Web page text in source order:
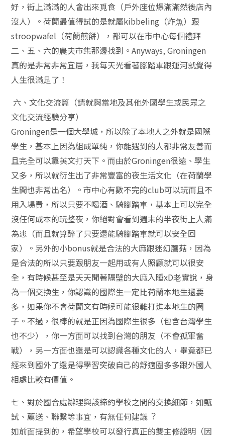
好，街上滿滿的⼈會出來覓食（⼾外座位爆滿滿然後店內
沒⼈）。荷蘭最值得試的是就屬kibbeling（炸⿂）跟
stroopwafel（荷蘭煎餅），都可以在市中⼼每個禮拜
⼆、五、六的農夫市集那邊找到。Anyways, Groningen
真的是非常非常宜居，我每天光看著腳踏⾞跟運河就覺得
⼈⽣很滿⾜了！
六、⽂化交流篇（請就與當地及其他外國學⽣或民眾之
⽂化交流經驗分享）
Groningen是⼀個⼤學城，所以除了本地⼈之外就是國際
學⽣，基本上因為組成單純，你能遇到的⼈都非常友善⽽
且完全可以靠英⽂打天下。⽽由於Groningen很遠、學⽣
又多，所以就衍⽣出了非常豐富的夜⽣活⽂化（在荷蘭學
⽣間也非常出名）。市中⼼有數不完的club可以玩⽽且不
⽤入場費，所以只要不喝酒、騎腳踏⾞，基本上可以完全
沒任何成本的玩整夜，你絕對會看到週末的半夜街上⼈滿
為患（⽽且就算醉了只要還能騎腳踏⾞就可以安全回
家）。另外的⼩bonus就是合法的⼤麻跟迷幻蘑菇，因為
是合法的所以只要跟朋友⼀起⽤或有⼈照顧就可以很安
全，有時候甚至是天天聞著隔壁的⼤麻入睡xD⽼實說，身
為⼀個交換⽣，你認識的國際⽣⼀定比荷蘭本地⽣還要
多，如果你不會荷蘭⽂有時候可能很難打進本地⽣的圈
⼦。不過，很棒的就是正因為國際⽣很多（包含台灣學⽣
也不少），你⼀⽅⾯可以找到台灣的朋友（不會孤軍奮
戰），另⼀⽅⾯也還是可以認識各種⽂化的⼈，畢竟都已
經來到國外了還是得學習突破⾃⼰的舒適圈多多跟外國⼈
相處比較有價值。
七、對於國合處辦理與該締約學校之間的交換細節，如甄
試、薦送、聯繫等事宜，有無任何建議︖
如前⾯提到的，希望學校可以發⾏真正的雙主修證明（因